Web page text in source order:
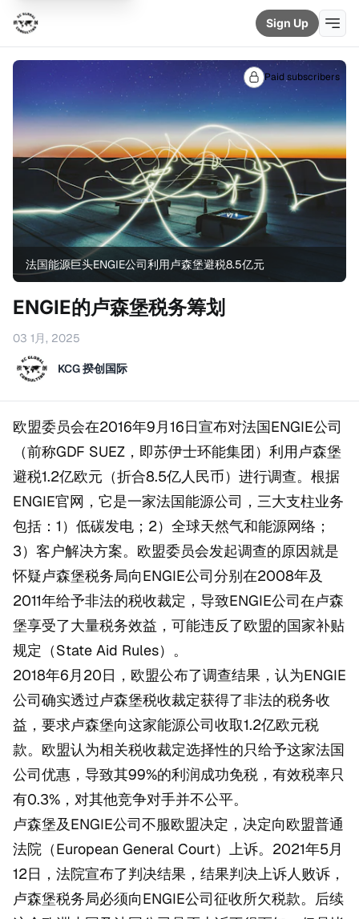
Sign Up
法国能源巨头ENGIE公司利用卢森堡避税8.5亿元
Paid subscribers
ENGIE的卢森堡税务筹划
03 1月, 2025
KCG 揆创国际
欧盟委员会在2016年9月16日宣布对法国ENGIE公司
（前称GDF SUEZ，即苏伊士环能集团）利用卢森堡
避税1.2亿欧元（折合8.5亿人民币）进行调查。根据
ENGIE官网，它是一家法国能源公司，三大支柱业务
包括：1）低碳发电；2）全球天然气和能源网络；
3）客户解决方案。欧盟委员会发起调查的原因就是
怀疑卢森堡税务局向ENGIE公司分别在2008年及
2011年给予非法的税收裁定，导致ENGIE公司在卢森
堡享受了大量税务效益，可能违反了欧盟的国家补贴
规定（State Aid Rules）。
2018年6月20日，欧盟公布了调查结果，认为ENGIE
公司确实透过卢森堡税收裁定获得了非法的税务收
益，要求卢森堡向这家能源公司收取1.2亿欧元税
款。欧盟认为相关税收裁定选择性的只给予这家法国
公司优惠，导致其99%的利润成功免税，有效税率只
有0.3%，对其他竞争对手并不公平。
卢森堡及ENGIE公司不服欧盟决定，决定向欧盟普通
法院（European General Court）上诉。2021年5月
12日，法院宣布了判决结果，结果判决上诉人败诉，
卢森堡税务局必须向ENGIE公司征收所欠税款。后续